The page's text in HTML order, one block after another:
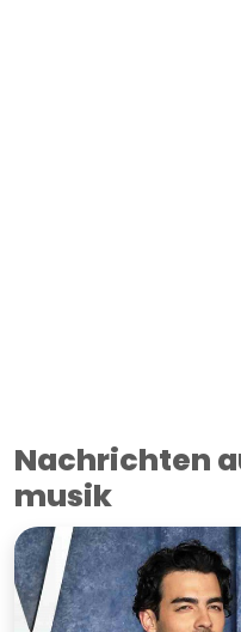
Nachrichten
musik